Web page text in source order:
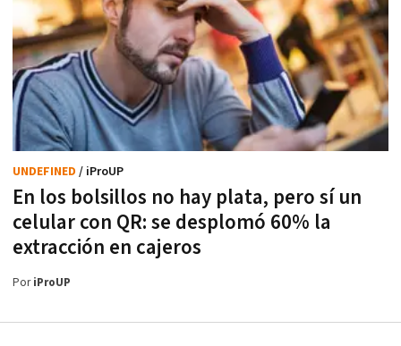
En los bolsillos no hay plata, pero sí un
celular con QR: se desplomó 60% la
extracción en cajeros
UNDEFINED / iProUP
PoriProUP